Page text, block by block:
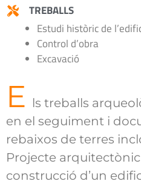
TREBALLS
Estudi històric de
Control d’obra
Excavació
E
ls treballs
en el seguiment i
rebaixos de terres
Projecte
construcció d’un